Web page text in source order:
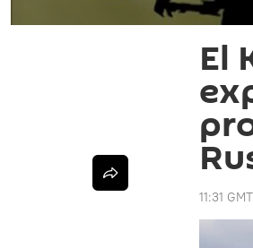
El
11:31